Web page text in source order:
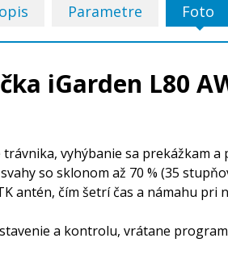
Parametre Foto
iGarden L80
vyhýbanie sa prekážkam
so sklonom až 70 % (35
antén, čím šetrí čas a námahu pri
a kontrolu, vrátane